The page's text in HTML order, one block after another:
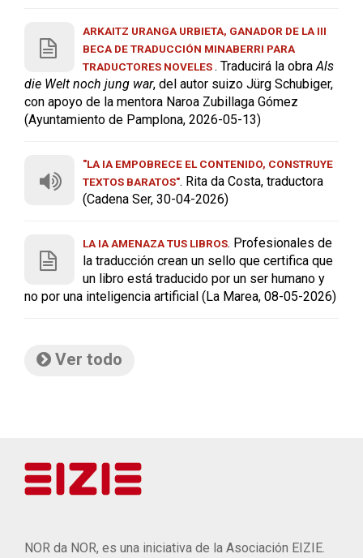
ARKAITZ URANGA URBIETA, GANADOR DE LA III
BECA DE TRADUCCIÓN MINABERRI PARA
TRADUCTORES NOVELES . Traducirá la obra Als
die Welt noch jung war, del autor suizo Jürg Schubiger,
con apoyo de la mentora Naroa Zubillaga Gómez
(Ayuntamiento de Pamplona, 2026-05-13)
"LA IA EMPOBRECE EL CONTENIDO, CONSTRUYE
TEXTOS BARATOS". Rita da Costa, traductora
(Cadena Ser, 30-04-2026)
LA IA AMENAZA TUS LIBROS. Profesionales de
la traducción crean un sello que certifica que
un libro está traducido por un ser humano y
no por una inteligencia artificial (La Marea, 08-05-2026)
Ver todo
NOR da NOR, es una iniciativa de la Asociación EIZIE.